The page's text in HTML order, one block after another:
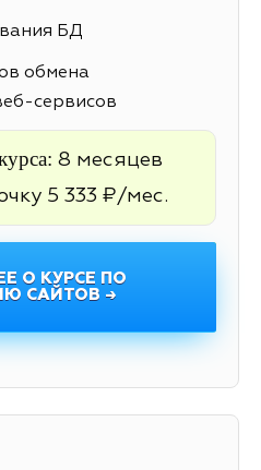
БД
обмена
сервисов
8 месяцев
5 333 ₽/мес.
О КУРСЕ ПО
САЙТОВ →